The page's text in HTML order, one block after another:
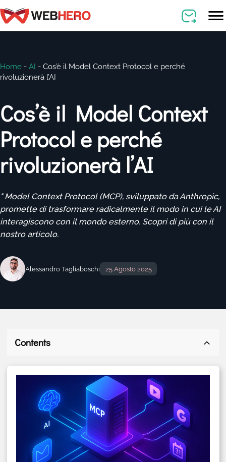
Home - AI - Cos’è il Model Context Protocol e perché
rivoluzionerà l’AI
Cos’è il Model Context
Protocol e perché
rivoluzionerà l’AI
" Model Context Protocol (MCP), sviluppato da Anthropic,
promette di trasformare radicalmente il modo in cui le AI
interagiscono con il mondo esterno. Scopri di più con il
nostro articolo.
Alessandro Tagliaboschi 25 Agosto 2025
Contents